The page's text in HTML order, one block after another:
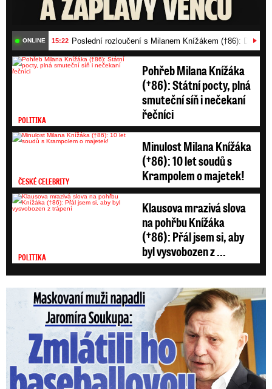
které hoří, uprostřed stojí květináč s kytkou. Pod
náhrobkem je pak starší a rozbité srdíčko
s jménem Aničky. Neutěšenost posledního
místa odpočinku dítěte jako by jeho osudu ještě
dodávala na tragičnosti a pochmurnosti.
Vražda malé holčičky (†1,5) v
Teplicích? Posílali jsme jí dárky
a doufali, popsal ...
ONLINE 15:22 Poslední rozloučení s Milanem Knížákem (†86):
POLITIKA
Pohřeb Milana Knížáka
(†86): Státní pocty, plná
smuteční síň i nečekaní
řečníci
ČESKÉ CELEBRITY
Minulost Milana Knížáka
(†86): 10 let soudů s
Krampolem o majetek!
POLITIKA
Klausova mrazivá slova
na pohřbu Knížáka
(†86): Přál jsem si, aby
byl vysvobozen z ...
Maskovaní muži napadli Jaromíra Soukupa: Krvavá nakládačka